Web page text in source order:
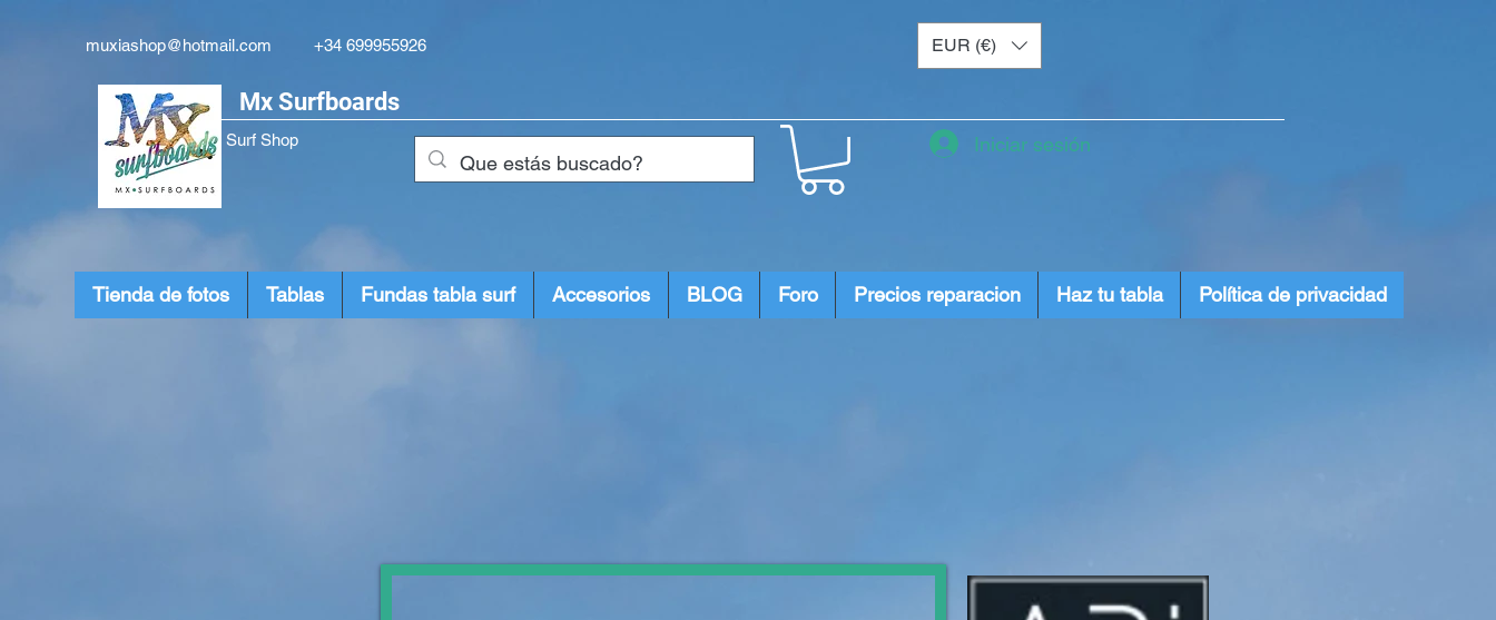
muxiashop@hotmail.com +34 699955926 EUR (€)
Mx Surfboards
Surf Shop Iniciar sesión
Tienda de fotos Tablas Fundas tabla surf Accesorios BLOG Foro Precios reparacion Haz tu tabla Política de privacidad